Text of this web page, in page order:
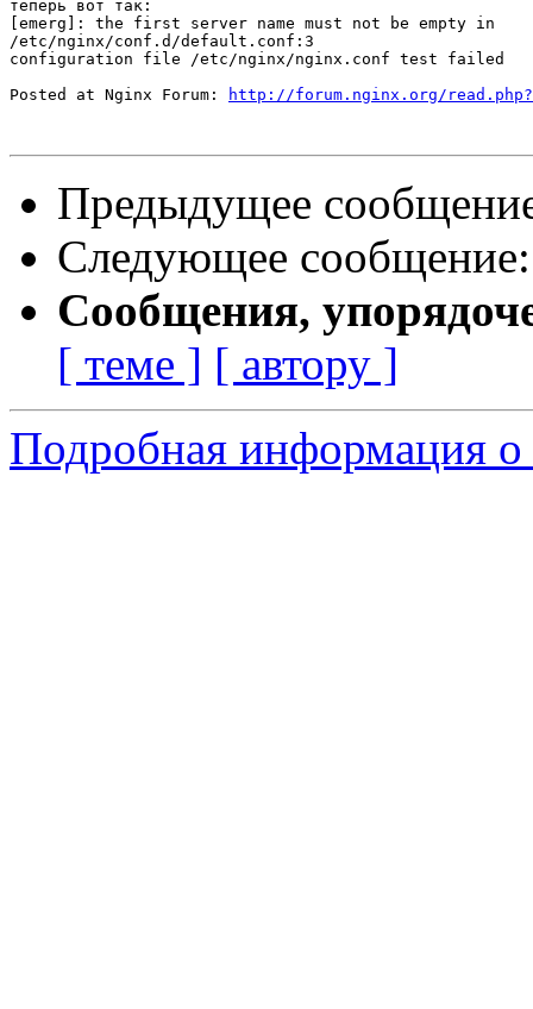
теперь вот так:
[emerg]: the first server name must not be empty in
/etc/nginx/conf.d/default.conf:3
configuration file /etc/nginx/nginx.conf test failed
Posted at Nginx Forum:
http://forum.nginx.org/
Предыдущее
Следующее
Сообщения,
[ теме ] [ автору ]
Подробная информация